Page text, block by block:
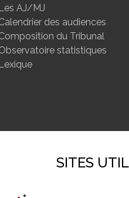
Les AJ/MJ
des audiences
du Tribunal
statistiques
Lexique
SITES